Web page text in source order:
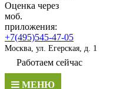
Оценка через
моб.
приложения:
+7(495)545-47-05
Москва, ул. Егерская, д. 1
Работаем сейчас
МЕНЮ